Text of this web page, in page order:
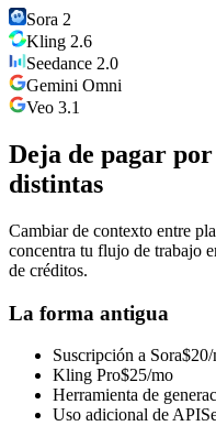
Sora 2
Kling 2.6
Seedance 2.0
Gemini Omni
Veo 3.1
Deja de pagar
distintas
Cambiar de contexto entre
concentra tu flujo de trabajo
de créditos.
La forma antigua
Suscripción a Sora$20/
Kling Pro$25/mo
Herramienta de
Uso adicional de API